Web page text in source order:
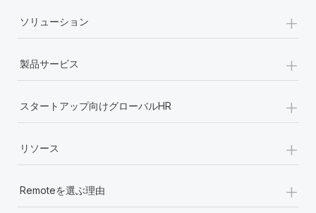
福利厚生
従業員の福利厚生を簡単に管理
Remoteの製品アップデート：GustoとXeroの統合お
よびContractor Management Plus（契約社員管理
ることです。この数週間で、新しい統合、機能、改良点をリリー
スしました。...
詳細を見る
ソリューション +
製品サービス +
スタートアップ向けグローバルHR +
リソース +
Remoteを選ぶ理由 +